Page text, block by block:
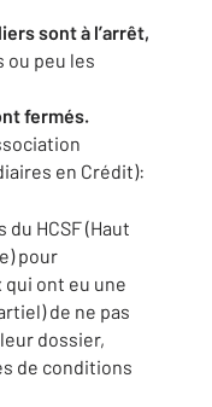
sont à l’arrêt,
ou peu les
fermés.
en Crédit):
HCSF (Haut
pour
ont eu une
de ne pas
dossier,
de conditions